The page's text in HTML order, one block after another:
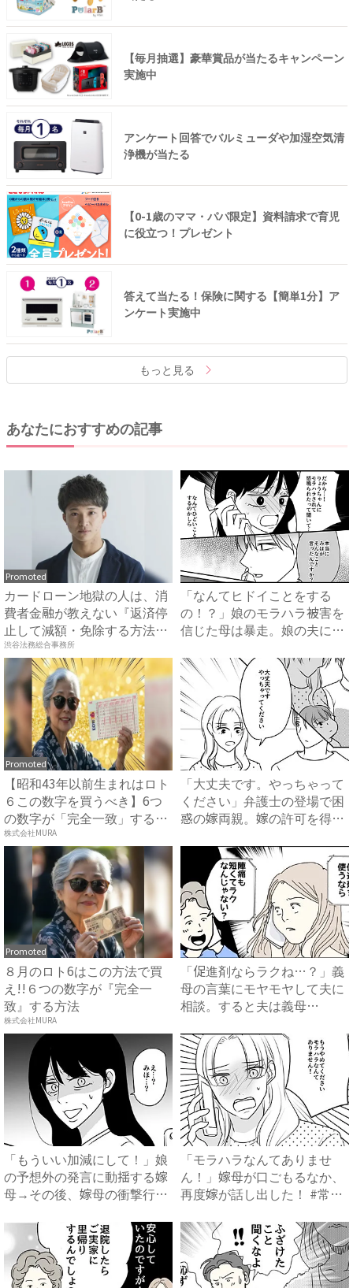
【毎月抽選】豪華賞品が当たるキャンペーン
実施中
アンケート回答でバルミューダや加湿空気清
浄機が当たる
【0-1歳のママ・パパ限定】資料請求で育児
に役立つ！プレゼント
答えて当たる！保険に関する【簡単1分】ア
ンケート実施中
もっと見る
あなたにおすすめの記事
Promoted
カードローン地獄の人は、消
費者金融が教えない『返済停
止して減額・免除する方法』
で...
渋谷法務総合事務所
「なんてヒドイことをする
の！？」娘のモラハラ被害を
信じた母は暴走。娘の夫に電
Promoted
【昭和43年以前生まれはロト
６この数字を買うべき】6つ
の数字が「完全一致」する
方...
株式会社MURA
「大丈夫です。やっちゃって
ください」弁護士の登場で困
惑の嫁両親。嫁の許可を得た
Promoted
８月のロト6はこの方法で買
え!!６つの数字が『完全一
致』する方法
株式会社MURA
「促進剤ならラクね…？」義
母の言葉にモヤモヤして夫に
相談。すると夫は義母
「もういい加減にして！」娘
の予想外の発言に動揺する嫁
母→その後、嫁母の衝撃行動
「モラハラなんてありませ
ん！」嫁母が口ごもるなか、
再度嫁が話し出した！ #常識